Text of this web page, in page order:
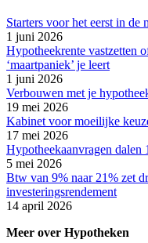
Starters voor het eerst in
1 juni 2026
Hypotheekrente vastzetten
‘maartpaniek’ je leert
1 juni 2026
Verbouwen met je
19 mei 2026
Kabinet voor moeilijke
17 mei 2026
Hypotheekaanvragen dalen
5 mei 2026
Btw van 9% naar 21% zet
investeringsrendement
14 april 2026
Meer over Hypotheken